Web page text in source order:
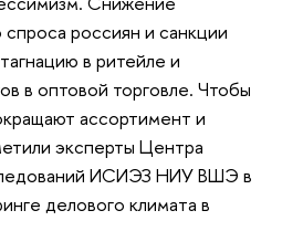
россиян и санкции
в ритейле и
в оптовой торговле. Чтобы
ассортимент и
эксперты Центра
ИСИЭЗ НИУ ВШЭ в
делового климата в